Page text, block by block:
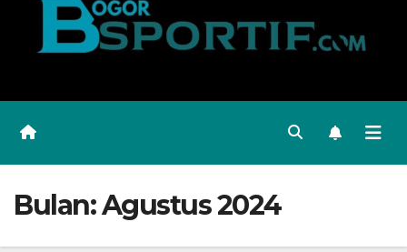
Bulan:Agustus 2024